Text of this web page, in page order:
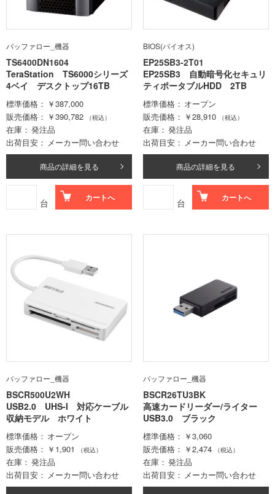
バッファロー_機器
TS6400DN1604
TeraStation TS6000シリーズ
4ベイ デスクトップ16TB
標準価格
￥387,000
販売価格
￥390,782 （税込）
在庫
発注品
出荷目安
メーカー問い合わせ
商品の詳細を見る
台 カートへ
BIOS(バイオス)
EP25SB3-2T01
EP25SB3 自動暗号化セキュリ
ティポータブルHDD 2TB
標準価格
オープン
販売価格
￥28,910 （税込）
在庫
発注品
出荷目安
メーカー問い合わせ
商品の詳細を見る
台 カートへ
バッファロー_機器
BSCR500U2WH
USB2.0 UHS-I 対応ケーブル
収納モデル ホワイト
標準価格
オープン
販売価格
￥1,901 （税込）
在庫
発注品
出荷目安
メーカー問い合わせ
バッファロー_機器
BSCR26TU3BK
高速カードリーダー/ライター
USB3.0 ブラック
標準価格
￥3,060
販売価格
￥2,474 （税込）
在庫
発注品
出荷目安
メーカー問い合わせ